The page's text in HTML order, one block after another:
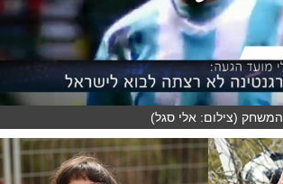
(צילום: אלי סגל)